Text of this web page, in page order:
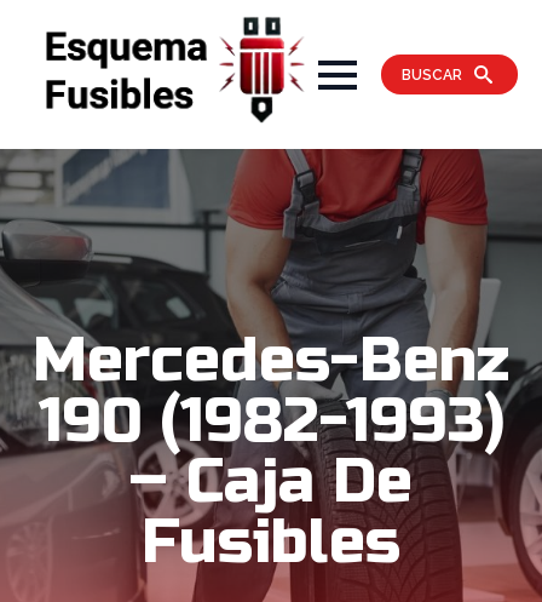
BUSCAR
Mercedes-Benz
190 (1982-1993)
– Caja De
Fusibles